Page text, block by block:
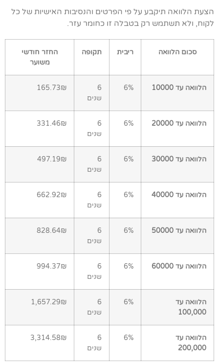
הצעת הלוואה תיקבע על פי הפרטים והנסיבות האישיות של כל
לקוח, ולא תשתמש רק בטבלה זו כחומר עזר.
סכום הלוואה ריבית תקופה
החזר חודשי
משוער
הלוואה עד 10000 6%
6
שנים
165.73₪
הלוואה עד 20000 6%
6
שנים
331.46₪
הלוואה עד 30000 6%
6
שנים
497.19₪
הלוואה עד 40000 6%
6
שנים
662.92₪
הלוואה עד 50000 6%
6
שנים
828.64₪
הלוואה עד 60000 6%
6
שנים
994.37₪
הלוואה עד
100,000
6%
6
שנים
1,657.29₪
הלוואה עד
200,000
6%
6
שנים
3,314.58₪